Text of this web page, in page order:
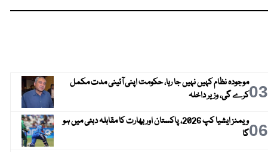
03موجودہ نظام کہیں نہیں جا رہا، حکومت اپنی آئینی مدت مکمل
کرے گی، وزیر داخلہ
06
ویمنز ایشیا کپ 2026، پاکستان اور بھارت کا مقابلہ دبئی میں ہو
گا